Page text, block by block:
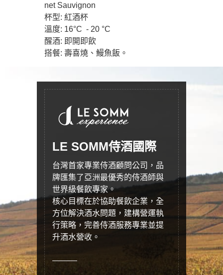
net Sauvignon
杯型: 紅酒杯
溫度: 16°C - 20 °C
醒酒: 即開即飲
搭餐: 壽喜燒、鰻魚飯。
LE SOMM侍酒國際
台灣首家專業侍酒顧問公司，品
牌匯集了亞洲最優秀的侍酒師與
世界級餐飲專家。
核心目標在於協助餐飲企業，全
方位解決酒水問題，建構營運執
行策略，完善侍酒服務專業並提
升酒水營收。